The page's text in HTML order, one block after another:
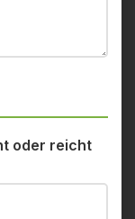
oder reicht